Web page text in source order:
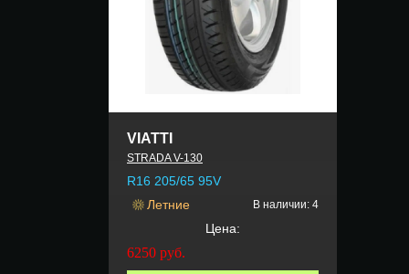
VIATTI
STRADA V-130
R16 205/65 95V
Летние
В наличии: 4
Цена:
6250 руб.